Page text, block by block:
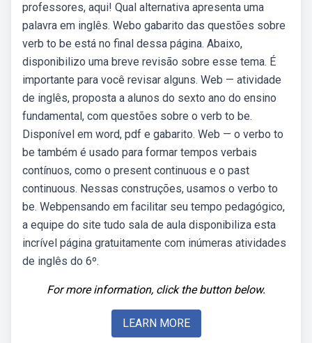
professores, aqui! Qual alternativa apresenta uma
palavra em inglês. Webo gabarito das questões sobre
verb to be está no final dessa página. Abaixo,
disponibilizo uma breve revisão sobre esse tema. É
importante para você revisar alguns. Web — atividade
de inglês, proposta a alunos do sexto ano do ensino
fundamental, com questões sobre o verb to be.
Disponível em word, pdf e gabarito. Web — o verbo to
be também é usado para formar tempos verbais
contínuos, como o present continuous e o past
continuous. Nessas construções, usamos o verbo to
be. Webpensando em facilitar seu tempo pedagógico,
a equipe do site tudo sala de aula disponibiliza esta
incrível página gratuitamente com inúmeras atividades
de inglês do 6º.
For more information, click the button below.
LEARN MORE